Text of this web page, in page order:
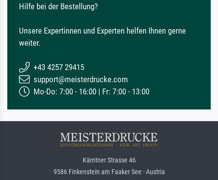
Hilfe bei der Bestellung?
Unsere Expertinnen und Experten helfen Ihnen gerne
weiter.
+43 4257 29415
support@meisterdrucke.com
Mo-Do: 7:00 - 16:00 | Fr: 7:00 - 13:00
Kärntner Strasse 46
9586 Finkenstein am Faaker See · Austria